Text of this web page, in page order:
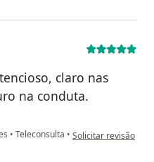
claro nas
na conduta.
• Teleconsulta • na opinião do
Solicitar revisão